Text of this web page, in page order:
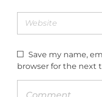
Save my name,
browser for the next